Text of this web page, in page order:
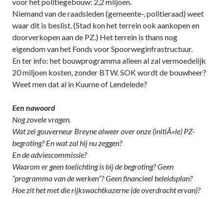
Niemand van de raadsleden (gemeente-, politieraad) weet
waar dit is beslist. (Stad kon het terrein ook aankopen en
doorverkopen aan de PZ.) Het terrein is thans nog
eigendom van het Fonds voor Spoorweginfrastructuur.
En ter info: het bouwprogramma alleen al zal vermoedelijk
20 miljoen kosten, zonder BTW. SOK wordt de bouwheer?
Weet men dat al in Kuurne of Lendelede?
Een nawoord
Nog zovele vragen.
Wat zei gouverneur Breyne alweer over onze (initiÃ«le) PZ-
begroting? En wat zal hij nu zeggen?
En de adviescommissie?
Waarom er geen toelichting is bij de begroting? Geen
“programma van de werken”? Geen financieel beleidsplan?
Hoe zit het met die rijkswachtkazerne (de overdracht ervan)?